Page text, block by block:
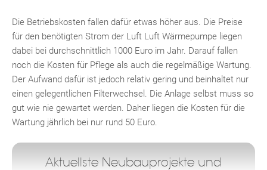
Die Betriebskosten fallen dafür etwas höher aus. Die Preise
für den benötigten Strom der Luft Luft Wärmepumpe liegen
dabei bei durchschnittlich 1000 Euro im Jahr. Darauf fallen
noch die Kosten für Pflege als auch die regelmäßige Wartung.
Der Aufwand dafür ist jedoch relativ gering und beinhaltet nur
einen gelegentlichen Filterwechsel. Die Anlage selbst muss so
gut wie nie gewartet werden. Daher liegen die Kosten für die
Wartung jährlich bei nur rund 50 Euro.
Aktuellste Neubauprojekte und